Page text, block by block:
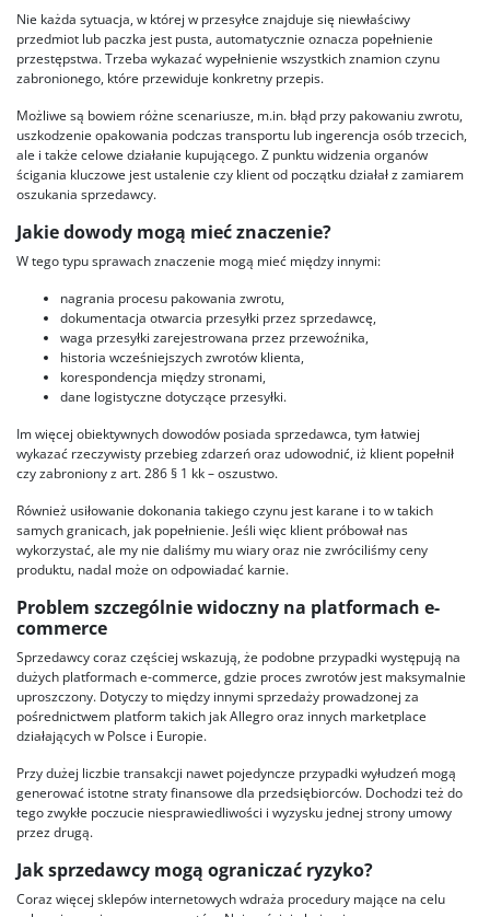
Nie każda sytuacja, w której w przesyłce znajduje się niewłaściwy
przedmiot lub paczka jest pusta, automatycznie oznacza popełnienie
przestępstwa. Trzeba wykazać wypełnienie wszystkich znamion czynu
zabronionego, które przewiduje konkretny przepis.
Możliwe są bowiem różne scenariusze, m.in. błąd przy pakowaniu zwrotu,
uszkodzenie opakowania podczas transportu lub ingerencja osób trzecich,
ale i także celowe działanie kupującego. Z punktu widzenia organów
ścigania kluczowe jest ustalenie czy klient od początku działał z zamiarem
oszukania sprzedawcy.
Jakie dowody mogą mieć znaczenie?
W tego typu sprawach znaczenie mogą mieć między innymi:
nagrania procesu pakowania zwrotu,
dokumentacja otwarcia przesyłki przez sprzedawcę,
waga przesyłki zarejestrowana przez przewoźnika,
historia wcześniejszych zwrotów klienta,
korespondencja między stronami,
dane logistyczne dotyczące przesyłki.
Im więcej obiektywnych dowodów posiada sprzedawca, tym łatwiej
wykazać rzeczywisty przebieg zdarzeń oraz udowodnić, iż klient popełnił
czy zabroniony z art. 286 § 1 kk – oszustwo.
Również usiłowanie dokonania takiego czynu jest karane i to w takich
samych granicach, jak popełnienie. Jeśli więc klient próbował nas
wykorzystać, ale my nie daliśmy mu wiary oraz nie zwróciliśmy ceny
produktu, nadal może on odpowiadać karnie.
Problem szczególnie widoczny na platformach e-
commerce
Sprzedawcy coraz częściej wskazują, że podobne przypadki występują na
dużych platformach e-commerce, gdzie proces zwrotów jest maksymalnie
uproszczony. Dotyczy to między innymi sprzedaży prowadzonej za
pośrednictwem platform takich jak Allegro oraz innych marketplace
działających w Polsce i Europie.
Przy dużej liczbie transakcji nawet pojedyncze przypadki wyłudzeń mogą
generować istotne straty finansowe dla przedsiębiorców. Dochodzi też do
tego zwykłe poczucie niesprawiedliwości i wyzysku jednej strony umowy
przez drugą.
Jak sprzedawcy mogą ograniczać ryzyko?
Coraz więcej sklepów internetowych wdraża procedury mające na celu